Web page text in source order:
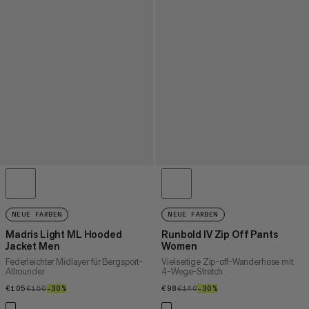
NEUE FARBEN
Madris Light ML Hooded
Jacket Men
Federleichter Midlayer für Bergsport-
Allrounder
€105€105
€150€150
–30%
NEUE FARBEN
Runbold IV Zip Off Pants
Women
Vielseitige Zip-off-Wanderhose mit
4-Wege-Stretch
€98€98
€140€140
–30%